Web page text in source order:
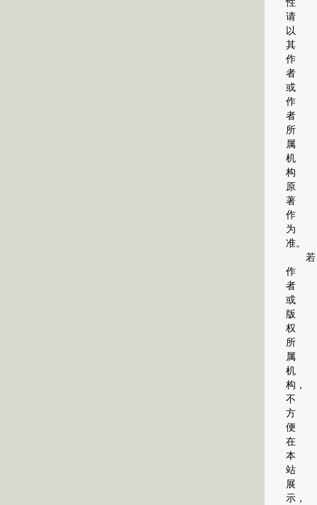
性
请
以
其
作
者
或
作
者
所
属
机
构
原
著
作
为
准。
若
作
者
或
版
权
所
属
机
构，
不
方
便
在
本
站
展
示，